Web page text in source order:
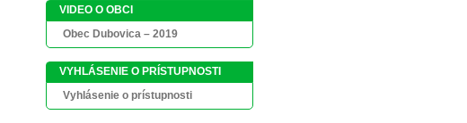
VIDEO O OBCI
Obec Dubovica – 2019
VYHLÁSENIE O PRÍSTUPNOSTI
Vyhlásenie o prístupnosti